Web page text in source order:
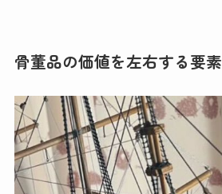
骨董品の価値を左右する要素